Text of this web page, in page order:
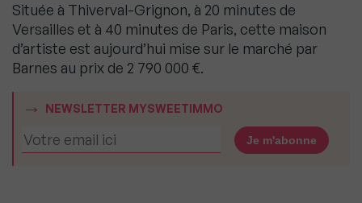
Située à Thiverval-Grignon, à 20 minutes de
Versailles et à 40 minutes de Paris, cette maison
d’artiste est aujourd’hui mise sur le marché par
Barnes au prix de 2 790 000 €.
NEWSLETTER MYSWEETIMMO